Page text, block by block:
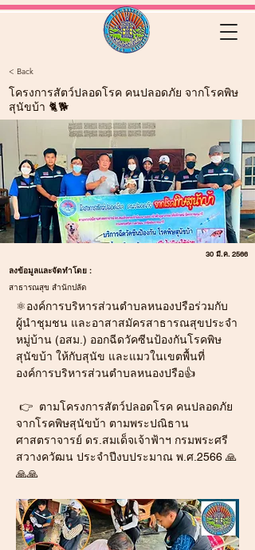
< Back
โครงการสัตว์ปลอดโรค คนปลอดภัย จากโรคพิษ
สุนัขบ้า 🐈🐕
30 มี.ค. 2566
ลงข้อมูลและจัดทำโดย :
สาธารณสุข สำนักปลัด
⚛️องค์การบริหารส่วนตำบลหนองปรือร่วมกับ
ผู้นำชุมชน และอาสาสมัครสาธารณสุขประจำ
หมู่บ้าน (อสม.) ออกฉีดวัคซีนป้องกันโรคพิษ
สุนัขบ้า ให้กับสุนัข และแมวในเขตพื้นที่
องค์การบริหารส่วนตำบลหนองปรือ👍
จากโรคพิษสุนัขบ้า ตามพระปณิธาน
ศาสตราจารย์ ดร.สมเด็จเจ้าฟ้าฯ กรมพระศรี
สวางควัฒน ประจำปีงบประมาณ พ.ศ.2566 🙏
🙏🙏